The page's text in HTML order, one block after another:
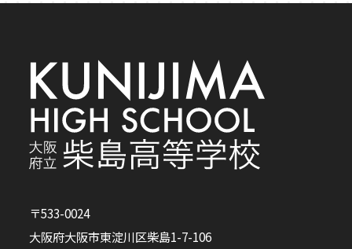
〒533-0024
大阪府大阪市東淀川区柴島1-7-106